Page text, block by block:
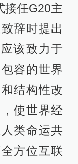
接任G20主
辞时提出
该致力于
容的世界
结构性改
使世界经
类命运共
方位互联